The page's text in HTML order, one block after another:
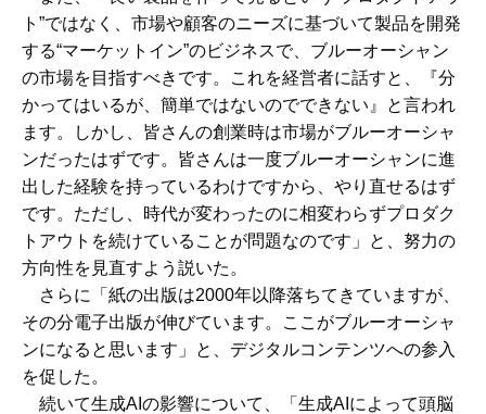
ト”ではなく、市場や顧客のニーズに基づいて製品を開発
する“マーケットイン”のビジネスで、ブルーオーシャン
の市場を目指すべきです。これを経営者に話すと、『分
かってはいるが、簡単ではないのでできない』と言われ
ます。しかし、皆さんの創業時は市場がブルーオーシャ
ンだったはずです。皆さんは一度ブルーオーシャンに進
出した経験を持っているわけですから、やり直せるはず
です。ただし、時代が変わったのに相変わらずプロダク
トアウトを続けていることが問題なのです」と、努力の
方向性を見直すよう説いた。
さらに「紙の出版は2000年以降落ちてきていますが、
その分電子出版が伸びています。ここがブルーオーシャ
ンになると思います」と、デジタルコンテンツへの参入
を促した。
続いて生成AIの影響について、「生成AIによって頭脳